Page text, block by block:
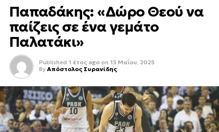
Παπαδάκης: «Δώρο Θεού να
παίζεις σε ένα γεμάτο
Παλατάκι»
Published 1 έτος ago on 15 Μαΐου, 2025
By Απόστολος Συρανίδης